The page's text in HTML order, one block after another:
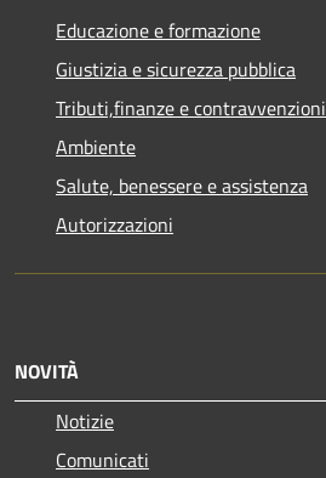
Educazione e formazione
Giustizia e sicurezza pubblica
Tributi,finanze e contravvenzioni
Ambiente
Salute, benessere e assistenza
Autorizzazioni
NOVITÀ
Notizie
Comunicati